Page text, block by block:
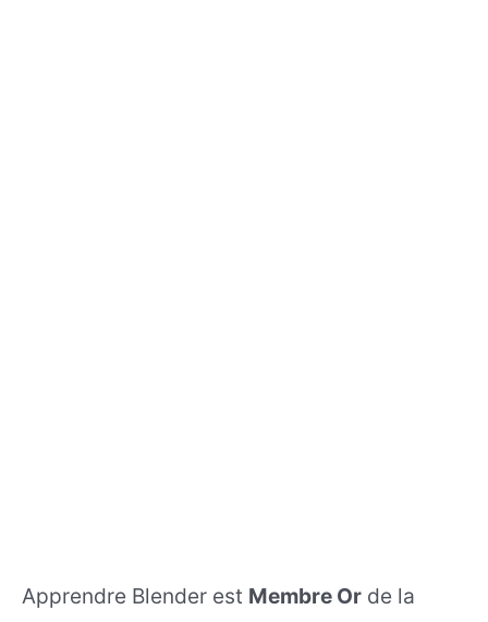
Apprendre Blender est Membre Or de la